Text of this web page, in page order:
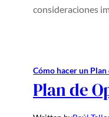
consideraciones
Cómo hacer un Plan
Plan de